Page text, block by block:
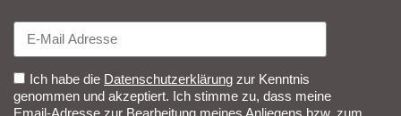
Ich habe die Datenschutzerklärung zur Kenntnis
genommen und akzeptiert. Ich stimme zu, dass meine
Email-Adresse zur Bearbeitung meines Anliegens bzw. zum